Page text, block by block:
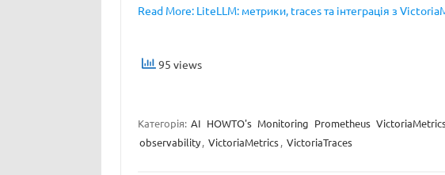
Read More: LiteLLM: метрики, traces та інтеграція з
95 views
Категорія: AI HOWTO's Monitoring Prometheus
observability, VictoriaMetrics, VictoriaTraces